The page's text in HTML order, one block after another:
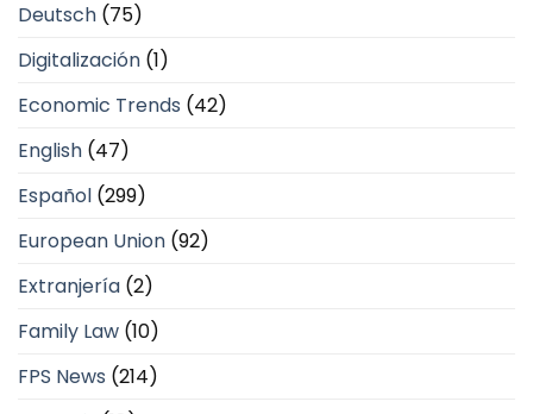
Deutsch (75)
Digitalización (1)
Economic Trends (42)
English (47)
Español (299)
European Union (92)
Extranjería (2)
Family Law (10)
FPS News (214)